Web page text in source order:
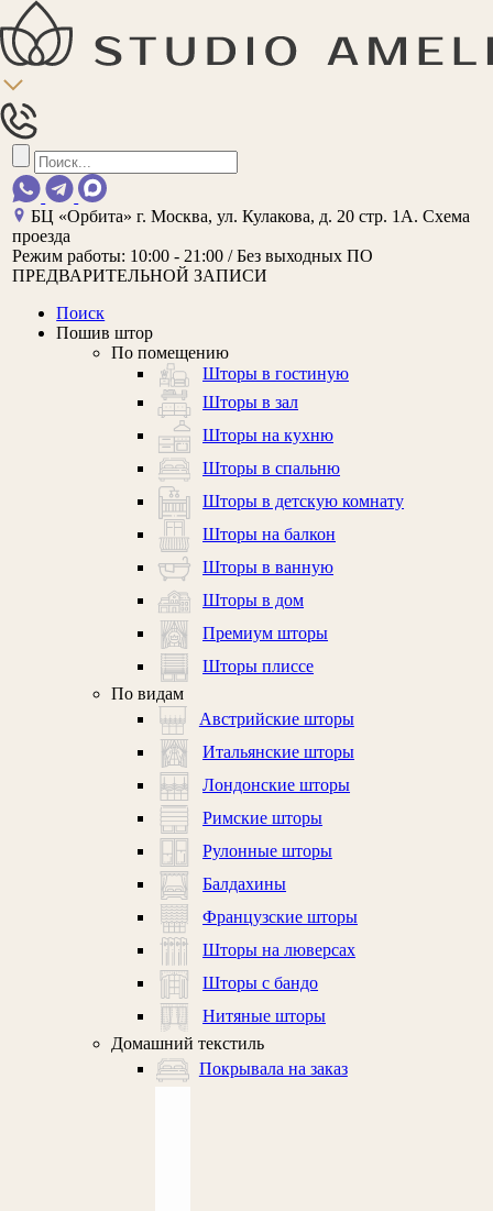
БЦ «Орбита»г. Москва, ул. Кулакова, д. 20 стр. 1А. Схема
проезда
Режим работы: 10:00 - 21:00 / Без выходных ПО
ПРЕДВАРИТЕЛЬНОЙ ЗАПИСИ
Поиск
Пошив штор
По помещению
Шторы в гостиную
Шторы в зал
Шторы на кухню
Шторы в спальню
Шторы в детскую комнату
Шторы на балкон
Шторы в ванную
Шторы в дом
Премиум шторы
Шторы плиссе
По видам
Австрийские шторы
Итальянские шторы
Лондонские шторы
Римские шторы
Рулонные шторы
Балдахины
Французские шторы
Шторы на люверсах
Шторы с бандо
Нитяные шторы
Домашний текстиль
Покрывала на заказ